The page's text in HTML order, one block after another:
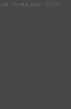
correio electrónico